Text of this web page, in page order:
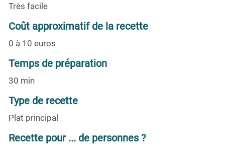
Très facile
Coût approximatif de la recette
0 à 10 euros
Temps de préparation
30 min
Type de recette
Plat principal
Recette pour ... de personnes ?